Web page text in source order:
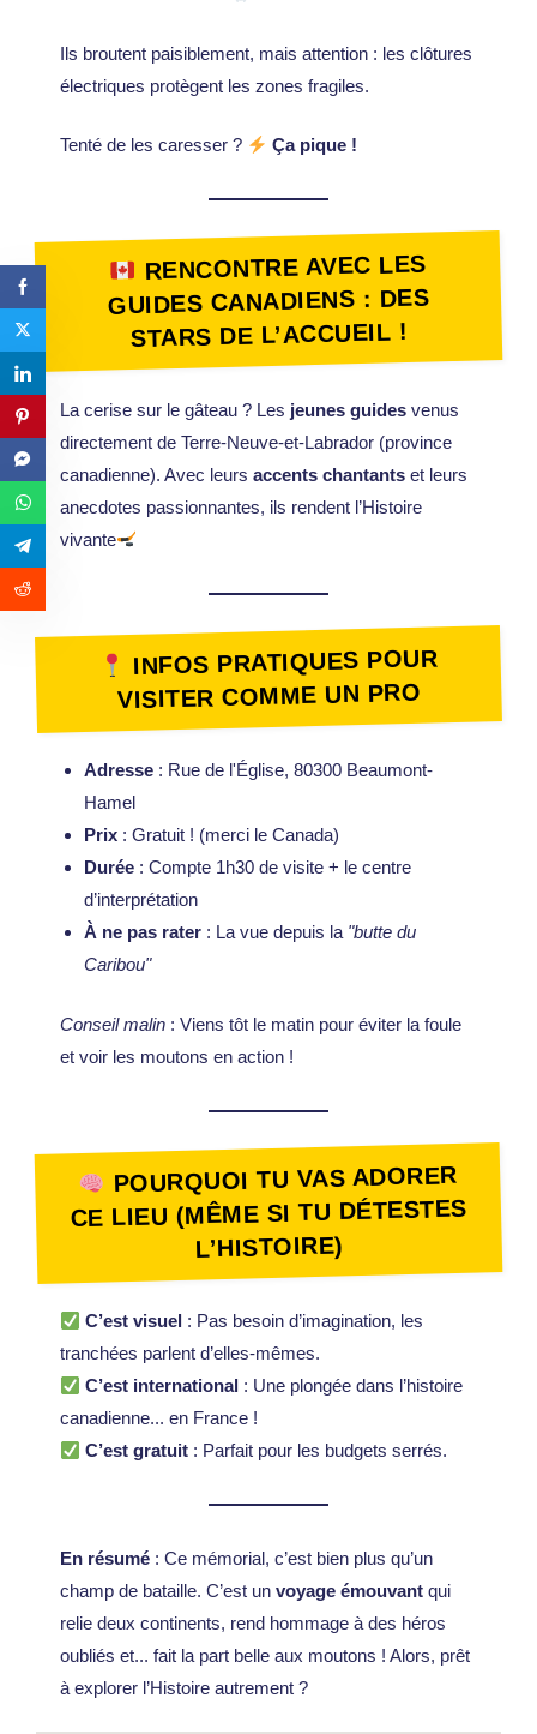
Ils broutent paisiblement, mais attention : les clôtures
électriques protègent les zones fragiles.
Tenté de les caresser ? Ça pique !
RENCONTRE AVEC LES
GUIDES CANADIENS : DES
STARS DE L’ACCUEIL !
La cerise sur le gâteau ? Les jeunes guides venus
directement de Terre-Neuve-et-Labrador (province
canadienne). Avec leurs accents chantants et leurs
anecdotes passionnantes, ils rendent l’Histoire
vivante
INFOS PRATIQUES POUR
VISITER COMME UN PRO
Adresse : Rue de l'Église, 80300 Beaumont-
Hamel
Prix : Gratuit ! (merci le Canada)
Durée : Compte 1h30 de visite + le centre
d’interprétation
À ne pas rater : La vue depuis la "butte du
Caribou"
Conseil malin : Viens tôt le matin pour éviter la foule
et voir les moutons en action !
POURQUOI TU VAS ADORER
CE LIEU (MÊME SI TU DÉTESTES
L’HISTOIRE)
C’est visuel : Pas besoin d’imagination, les
tranchées parlent d’elles-mêmes.
C’est international : Une plongée dans l’histoire
canadienne... en France !
C’est gratuit : Parfait pour les budgets serrés.
En résumé : Ce mémorial, c’est bien plus qu’un
champ de bataille. C’est un voyage émouvant qui
relie deux continents, rend hommage à des héros
oubliés et... fait la part belle aux moutons ! Alors, prêt
à explorer l’Histoire autrement ?